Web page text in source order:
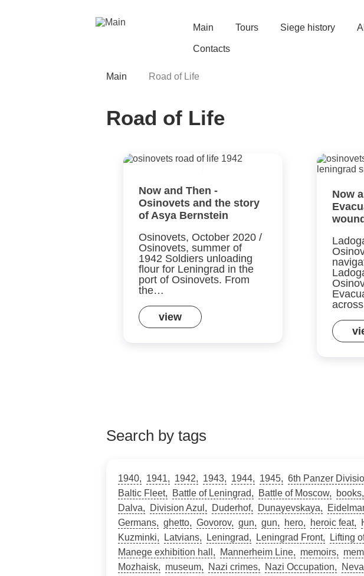
Main Tours Siege history
Contacts
Main Road of Life
Road of Life
Now and Then -
Osinovets and the story
of Asya Bernstein
Osinovets, October 2020 /
Osinovets, summer of
1942 Soldiers unloading
flour for Leningrad in the
port of Osinovets. From
the…
view
Now
Search by tags
1940 1941 1942 1943 1944 1945 6th Panzer
Baltic Fleet
Battle of Leningrad Battle of Moscow books
Dalva
Division Azul Duderhof Dunayevskaya
Germans
ghetto Govorov gun gun hero heroic feat
Kuzminki
Latvians Leningrad Leningrad Front Lifting
Manege exhibition hall
Mannerheim Line memoirs
Mozhaisk
museum Nazi crimes Nazi Occupation Neva